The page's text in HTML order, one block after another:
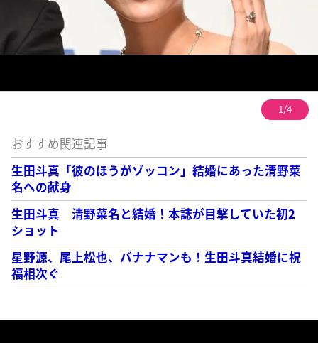
1/4
おすすめ関連記事
生田斗真「彼のほうがゾッコン」結婚にあった清野菜
名への献身
生田斗真 清野菜名と結婚！本誌が目撃していた初2
ショット
星野源、尾上松也、バナナマンも！生田斗真結婚に祝
福相次ぐ